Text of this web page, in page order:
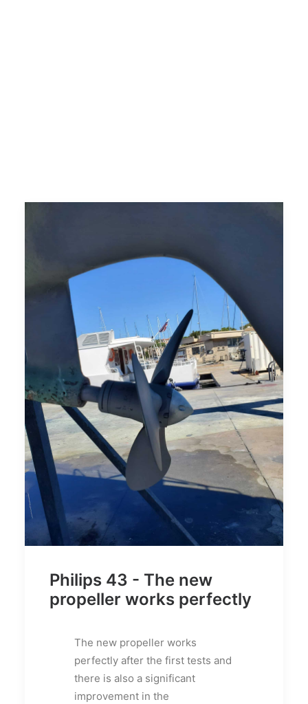
Philips 43 - The new
propeller works perfectly
The new propeller works
perfectly after the first tests and
there is also a significant
improvement in the